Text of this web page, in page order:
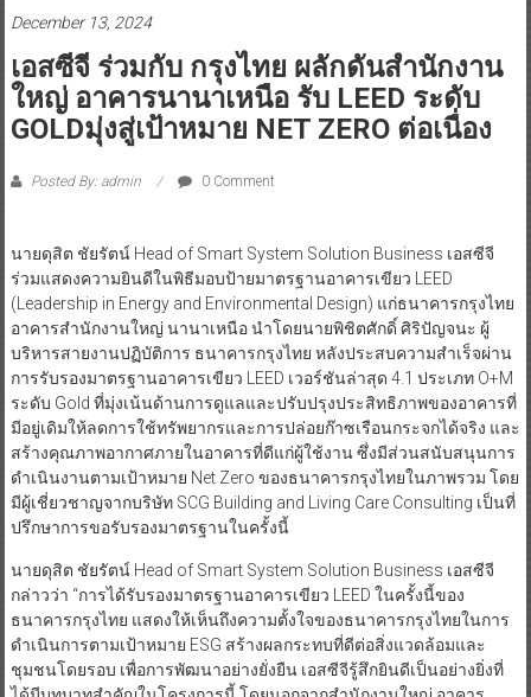
December 13, 2024
เอสซีจี ร่วมกับ กรุงไทย ผลักดันสำนักงาน
ใหญ่ อาคารนานาเหนือ รับ LEED ระดับ
GOLDมุ่งสู่เป้าหมาย NET ZERO ต่อเนื่อง
Posted By: admin 0 Comment
นายดุสิต ชัยรัตน์ Head of Smart System Solution Business เอสซีจี
ร่วมแสดงความยินดีในพิธีมอบป้ายมาตรฐานอาคารเขียว LEED
(Leadership in Energy and Environmental Design) แก่ธนาคารกรุงไทย
อาคารสำนักงานใหญ่ นานาเหนือ นำโดยนายพิชิตศักดิ์ ศิริปัญจนะ ผู้
บริหารสายงานปฏิบัติการ ธนาคารกรุงไทย หลังประสบความสำเร็จผ่าน
การรับรองมาตรฐานอาคารเขียว LEED เวอร์ชันล่าสุด 4.1 ประเภท O+M
ระดับ Gold ที่มุ่งเน้นด้านการดูแลและปรับปรุงประสิทธิภาพของอาคารที่
มีอยู่เดิมให้ลดการใช้ทรัพยากรและการปล่อยก๊าซเรือนกระจกได้จริง และ
สร้างคุณภาพอากาศภายในอาคารที่ดีแก่ผู้ใช้งาน ซึ่งมีส่วนสนับสนุนการ
ดำเนินงานตามเป้าหมาย Net Zero ของธนาคารกรุงไทยในภาพรวม โดย
มีผู้เชี่ยวชาญจากบริษัท SCG Building and Living Care Consulting เป็นที่
ปรึกษาการขอรับรองมาตรฐานในครั้งนี้
นายดุสิต ชัยรัตน์ Head of Smart System Solution Business เอสซีจี
กล่าวว่า “การได้รับรองมาตรฐานอาคารเขียว LEED ในครั้งนี้ของ
ธนาคารกรุงไทย แสดงให้เห็นถึงความตั้งใจของธนาคารกรุงไทยในการ
ดำเนินการตามเป้าหมาย ESG สร้างผลกระทบที่ดีต่อสิ่งแวดล้อมและ
ชุมชนโดยรอบ เพื่อการพัฒนาอย่างยั่งยืน เอสซีจีรู้สึกยินดีเป็นอย่างยิ่งที่